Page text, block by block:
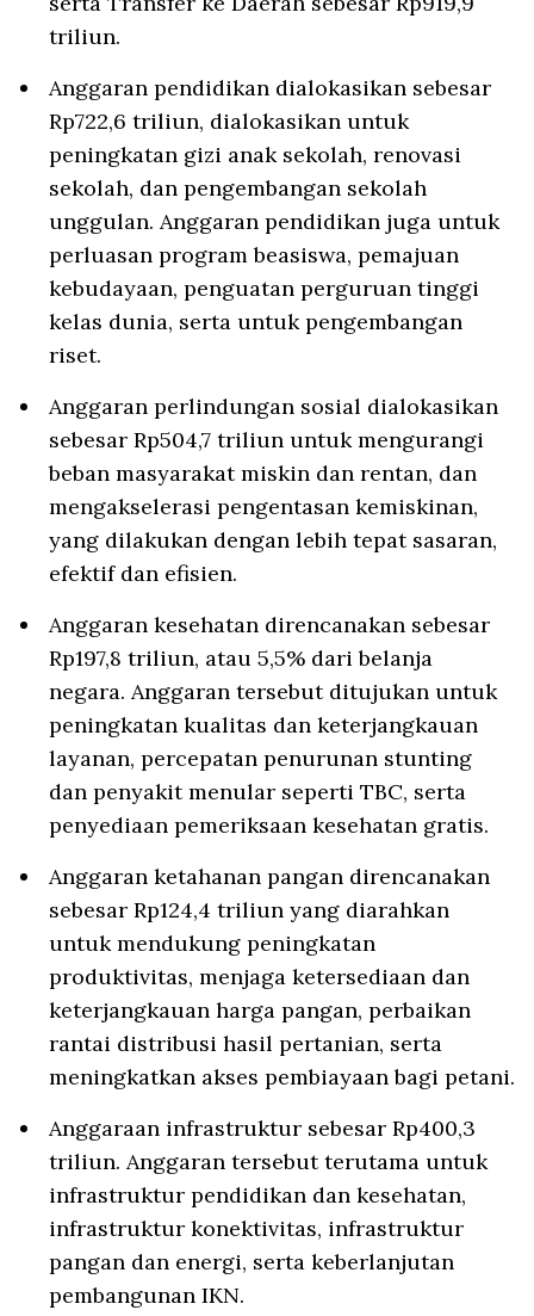
triliun.
Anggaran pendidikan dialokasikan sebesar
Rp722,6 triliun, dialokasikan untuk
peningkatan gizi anak sekolah, renovasi
sekolah, dan pengembangan sekolah
unggulan. Anggaran pendidikan juga untuk
perluasan program beasiswa, pemajuan
kebudayaan, penguatan perguruan tinggi
kelas dunia, serta untuk pengembangan
riset.
Anggaran perlindungan sosial dialokasikan
sebesar Rp504,7 triliun untuk mengurangi
beban masyarakat miskin dan rentan, dan
mengakselerasi pengentasan kemiskinan,
yang dilakukan dengan lebih tepat sasaran,
efektif dan efisien.
Anggaran kesehatan direncanakan sebesar
Rp197,8 triliun, atau 5,5% dari belanja
negara. Anggaran tersebut ditujukan untuk
peningkatan kualitas dan keterjangkauan
layanan, percepatan penurunan stunting
dan penyakit menular seperti TBC, serta
penyediaan pemeriksaan kesehatan gratis.
Anggaran ketahanan pangan direncanakan
sebesar Rp124,4 triliun yang diarahkan
untuk mendukung peningkatan
produktivitas, menjaga ketersediaan dan
keterjangkauan harga pangan, perbaikan
rantai distribusi hasil pertanian, serta
meningkatkan akses pembiayaan bagi petani.
Anggaraan infrastruktur sebesar Rp400,3
triliun. Anggaran tersebut terutama untuk
infrastruktur pendidikan dan kesehatan,
infrastruktur konektivitas, infrastruktur
pangan dan energi, serta keberlanjutan
pembangunan IKN.